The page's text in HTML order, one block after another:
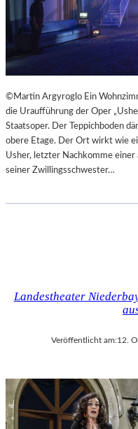
©Martin Argyroglo Ein
die Uraufführung der Oper
Staatsoper. Der Teppichboden
obere Etage. Der Ort wirkt wie
Usher, letzter Nachkomme
seiner Zwillingsschwester…
Landestheater
Veröffentlicht am:12.